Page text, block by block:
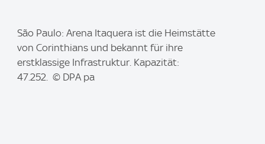
m
São Paulo: Arena Itaquera ist die Heimstätte
von Corinthians und bekannt für ihre
erstklassige Infrastruktur. Kapazität:
47.252. © DPA pa